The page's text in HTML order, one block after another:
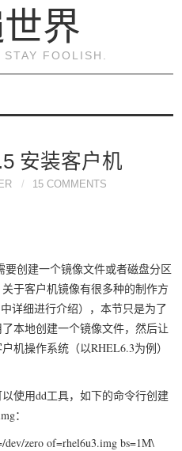
界
FOOLISH.
安装客户机
15 COMMENTS
要创建一个镜像文件或者磁盘分区
于客户机镜像有很多种的制作方
详细进行介绍），本节只是为了
本地创建一个镜像文件，然后让
机操作系统（以RHEL6.3为例）
使用dd工具，如下的命令行创建
：
zero of=rhel6u3.img bs=1M\